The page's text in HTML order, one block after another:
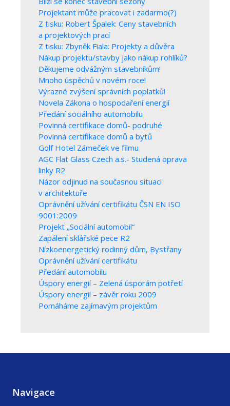
Projektant může pracovat i zadarmo(?)
Z tisku: Robert Špalek: Ceny stavebních
a projektových prací
Z tisku: Zbyněk Fiala: Projekty a důvěra
Nákup projektu/stavby jako nákup rohlíků?
Děkujeme odvážným stavebníkům!
Mnoho úspěchů v novém roce!
Výrazné zvýšení správních poplatků!
Novela Zákona o hospodaření energií
Předání sociálního automobilu
Povinná certifikace domů- podruhé
Povinná certifikace domů a bytů
Golf Hotel Zámeček ve filmu
AGC Flat Glass Czech a.s.- Studená oprava
linky R2
Názor odjinud na současnou situaci
v architektuře
Oprávnění užívání certifikátu ČSN EN ISO
9001:2009
Projekt „Sociální automobil“
Zapálení sklářské pece R2
Nízkoenergetický rodinný dům, Bystřany
Oprávnění užívání certifikátu
Předání automobilu
Úspory energií – Zelená úsporám potřetí
Úspory energií – závěr roku 2009
Pomáháme zajímavým projektům
Navigace